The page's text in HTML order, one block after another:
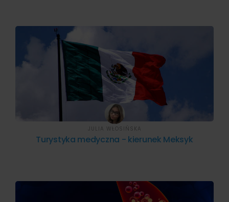
Turystyka medyczna - kierunek Meksyk
JULIA WŁOSIŃSKA